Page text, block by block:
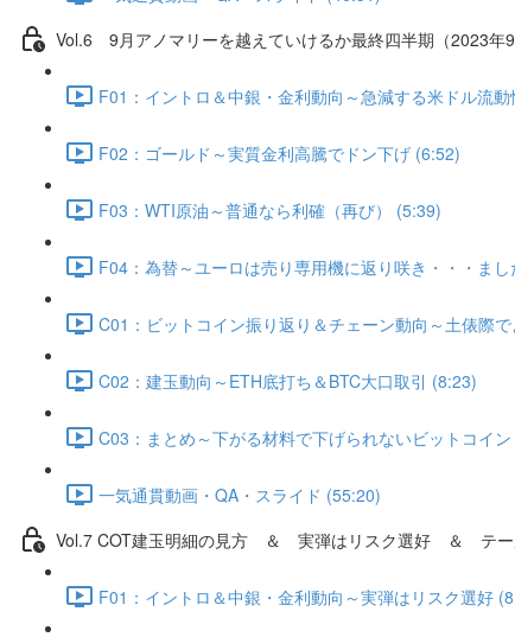
Vol.6 9⽉アノマリーを越えていけるか最終四半期（2023年9
F01：イントロ＆中銀・金利動向～急減する米ドル流
F02：ゴールド～実質金利高騰でドン下げ (6:52)
F03：WTI原油～普通なら利確（再び） (5:39)
F04：為替～ユーロは売り専用機に返り咲き・・・ま
C01：ビットコイン振り返り＆チェーン動向～土俵際
C02：建玉動向～ETH底打ち＆BTC大口取引 (8:23)
C03：まとめ～下がる材料で下げられないビットコイ
一気通貫動画・QA・スライド (55:20)
Vol.7 COT建⽟明細の⾒⽅ ＆ 実弾はリスク選好 ＆ テー
F01：イントロ＆中銀・金利動向～実弾はリスク選好